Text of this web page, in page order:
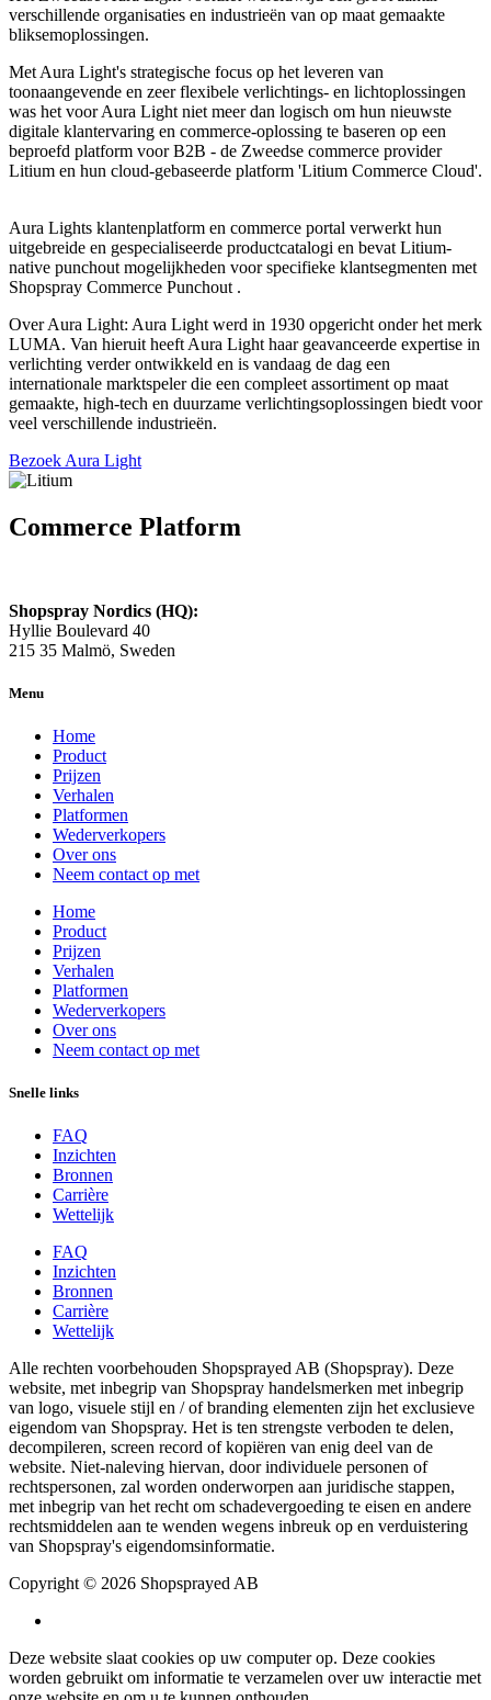
verschillende organisaties en industrieën van op maat gemaakte
bliksemoplossingen.
Met Aura Light's strategische focus op het leveren van
toonaangevende en zeer flexibele verlichtings- en lichtoplossingen
was het voor Aura Light niet meer dan logisch om hun nieuwste
digitale klantervaring en commerce-oplossing te baseren op een
beproefd platform voor B2B - de Zweedse commerce provider
Litium en hun cloud-gebaseerde platform 'Litium Commerce Cloud'.
Aura Lights klantenplatform en commerce portal verwerkt hun
uitgebreide en gespecialiseerde productcatalogi en bevat Litium-
native punchout mogelijkheden voor specifieke klantsegmenten met
Shopspray Commerce Punchout .
Over Aura Light: Aura Light werd in 1930 opgericht onder het merk
LUMA. Van hieruit heeft Aura Light haar geavanceerde expertise in
verlichting verder ontwikkeld en is vandaag de dag een
internationale marktspeler die een compleet assortiment op maat
gemaakte, high-tech en duurzame verlichtingsoplossingen biedt voor
veel verschillende industrieën.
Bezoek Aura Light
Commerce Platform
Shopspray Nordics (HQ):
Hyllie Boulevard 40
215 35 Malmö, Sweden
Menu
Home
Product
Prijzen
Verhalen
Platformen
Wederverkopers
Over ons
Neem contact op met
Home
Product
Prijzen
Verhalen
Platformen
Wederverkopers
Over ons
Neem contact op met
Snelle links
FAQ
Inzichten
Bronnen
Carrière
Wettelijk
FAQ
Inzichten
Bronnen
Carrière
Wettelijk
Alle rechten voorbehouden Shopsprayed AB (Shopspray). Deze
website, met inbegrip van Shopspray handelsmerken met inbegrip
van logo, visuele stijl en / of branding elementen zijn het exclusieve
eigendom van Shopspray. Het is ten strengste verboden te delen,
decompileren, screen record of kopiëren van enig deel van de
website. Niet-naleving hiervan, door individuele personen of
rechtspersonen, zal worden onderworpen aan juridische stappen,
met inbegrip van het recht om schadevergoeding te eisen en andere
rechtsmiddelen aan te wenden wegens inbreuk op en verduistering
van Shopspray's eigendomsinformatie.
Copyright © 2026 Shopsprayed AB
Deze website slaat cookies op uw computer op. Deze cookies
worden gebruikt om informatie te verzamelen over uw interactie met